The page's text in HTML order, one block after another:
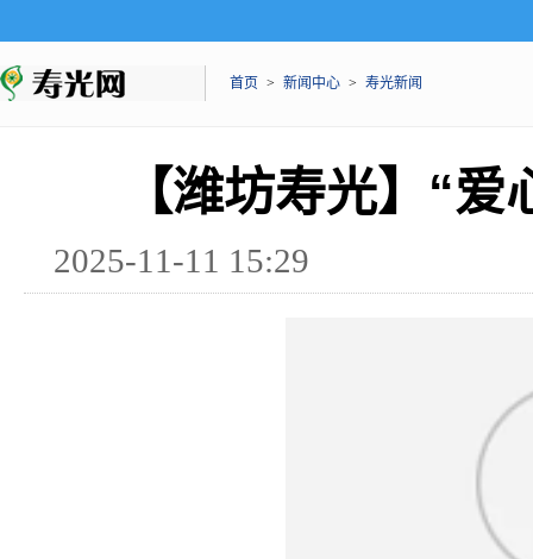
首页 > 新闻中心 > 寿光新闻
【潍坊寿光】“
2025-11-11 15:29